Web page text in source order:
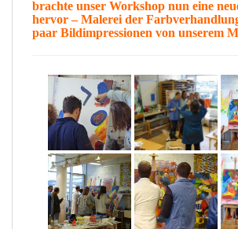
brachte unser Workshop nun eine
hervor –Malerei der
paar Bildimpressionen von unserem